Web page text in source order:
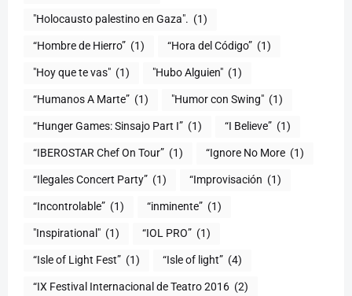
"Holocausto palestino en Gaza". (1)
“Hombre de Hierro” (1) (1)
"Hoy que te vas" (1) "Hubo Alguien" (1)
“Humanos A Marte” (1) "Humor con Swing" (1)
(1) “I Believe” (1)
“IBEROSTAR Chef On Tour” (1) “Ignore No More (1)
“Ilegales Concert Party” (1) “Improvisación (1)
“Incontrolable” (1) “inminente” (1)
"Inspirational" (1) “IOL PRO” (1)
“Isle of Light Fest” (1) “Isle of light” (4)
“IX Festival Internacional de Teatro 2016 (2)